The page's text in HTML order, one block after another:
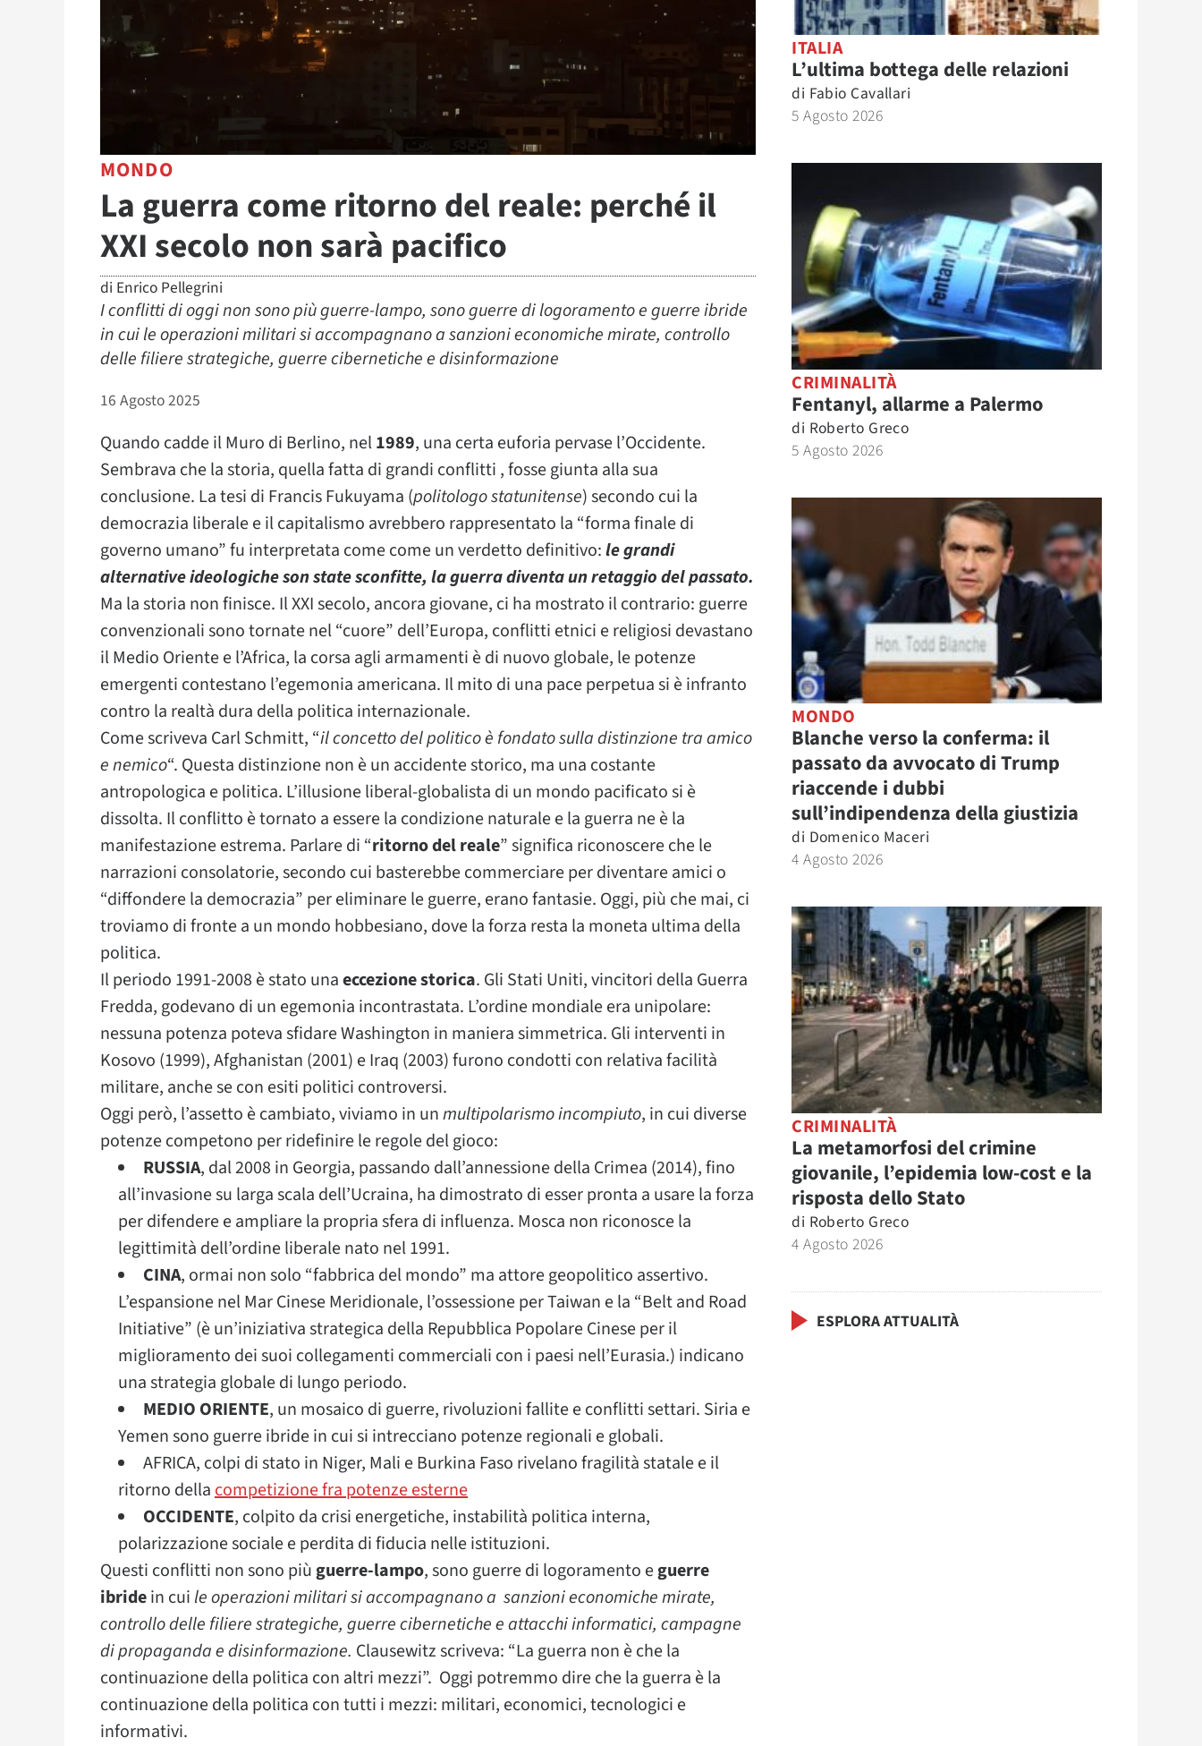
MONDO
La guerra come ritorno del reale: perché il
XXI secolo non sarà pacifico
di Enrico Pellegrini
I conflitti di oggi non sono più guerre-lampo, sono guerre di logoramento e guerre ibride
in cui le operazioni militari si accompagnano a sanzioni economiche mirate, controllo
delle filiere strategiche, guerre cibernetiche e disinformazione
16 Agosto 2025
Quando cadde il Muro di Berlino, nel1989, una certa euforia pervase l’Occidente.
Sembrava che la storia, quella fatta di grandi conflitti , fosse giunta alla sua
conclusione. La tesi di Francis Fukuyama (politologo statunitense) secondo cui la
democrazia liberale e il capitalismo avrebbero rappresentato la “forma finale di
governo umano” fu interpretata come come un verdetto definitivo:le grandi
alternative ideologiche son state sconfitte, la guerra diventa un retaggio del passato.
Ma la storia non finisce. Il XXI secolo, ancora giovane, ci ha mostrato il contrario: guerre
convenzionali sono tornate nel “cuore” dell’Europa, conflitti etnici e religiosi devastano
il Medio Oriente e l’Africa, la corsa agli armamenti è di nuovo globale, le potenze
emergenti contestano l’egemonia americana. Il mito di una pace perpetua si è infranto
contro la realtà dura della politica internazionale.
Come scriveva Carl Schmitt, “il concetto del politico è fondato sulla distinzione tra amico
e nemico“. Questa distinzione non è un accidente storico, ma una costante
antropologica e politica. L’illusione liberal-globalista di un mondo pacificato si è
dissolta. Il conflitto è tornato a essere la condizione naturale e la guerra ne è la
manifestazione estrema. Parlare di “ritorno del reale” significa riconoscere che le
narrazioni consolatorie, secondo cui basterebbe commerciare per diventare amici o
“diffondere la democrazia” per eliminare le guerre, erano fantasie. Oggi, più che mai, ci
troviamo di fronte a un mondo hobbesiano, dove la forza resta la moneta ultima della
politica.
Il periodo 1991-2008 è stato unaeccezione storica. Gli Stati Uniti, vincitori della Guerra
Fredda, godevano di un egemonia incontrastata. L’ordine mondiale era unipolare:
nessuna potenza poteva sfidare Washington in maniera simmetrica. Gli interventi in
Kosovo (1999), Afghanistan (2001) e Iraq (2003) furono condotti con relativa facilità
militare, anche se con esiti politici controversi.
Oggi però, l’assetto è cambiato, viviamo in unmultipolarismo incompiuto, in cui diverse
potenze competono per ridefinire le regole del gioco:
RUSSIA, dal 2008 in Georgia, passando dall’annessione della Crimea (2014), fino
all’invasione su larga scala dell’Ucraina, ha dimostrato di esser pronta a usare la forza
per difendere e ampliare la propria sfera di influenza. Mosca non riconosce la
legittimità dell’ordine liberale nato nel 1991.
CINA, ormai non solo “fabbrica del mondo” ma attore geopolitico assertivo.
L’espansione nel Mar Cinese Meridionale, l’ossessione per Taiwan e la “Belt and Road
Initiative” (è un’iniziativa strategica della Repubblica Popolare Cinese per il
miglioramento dei suoi collegamenti commerciali con i paesi nell’Eurasia.) indicano
una strategia globale di lungo periodo.
MEDIO ORIENTE, un mosaico di guerre, rivoluzioni fallite e conflitti settari. Siria e
Yemen sono guerre ibride in cui si intrecciano potenze regionali e globali.
AFRICA, colpi di stato in Niger, Mali e Burkina Faso rivelano fragilità statale e il
ritorno dellacompetizione fra potenze esterne
OCCIDENTE, colpito da crisi energetiche, instabilità politica interna,
polarizzazione sociale e perdita di fiducia nelle istituzioni.
Questi conflitti non sono piùguerre-lampo, sono guerre di logoramento eguerre
ibridein cui le operazioni militari si accompagnano a sanzioni economiche mirate,
controllo delle filiere strategiche, guerre cibernetiche e attacchi informatici, campagne
di propaganda e disinformazione. Clausewitz scriveva: “La guerra non è che la
continuazione della politica con altri mezzi”. Oggi potremmo dire che la guerra è la
continuazione della politica con tutti i mezzi: militari, economici, tecnologici e
informativi.
ITALIA
L’ultima bottega delle relazioni
di Fabio Cavallari
5 Agosto 2026
CRIMINALITÀ
Fentanyl, allarme a Palermo
di Roberto Greco
5 Agosto 2026
MONDO
Blanche verso la conferma: il
passato da avvocato di Trump
riaccende i dubbi
sull’indipendenza della giustizia
di Domenico Maceri
4 Agosto 2026
CRIMINALITÀ
La metamorfosi del crimine
giovanile, l’epidemia low-cost e la
risposta dello Stato
di Roberto Greco
4 Agosto 2026
ESPLORA ATTUALITÀ